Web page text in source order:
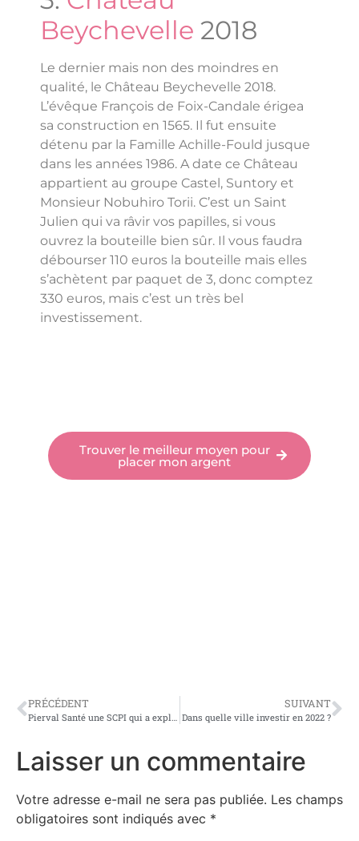
Beychevelle 2018
Le dernier mais non des moindres en
qualité, le Château Beychevelle 2018.
L’évêque François de Foix-Candale érigea
sa construction en 1565. Il fut ensuite
détenu par la Famille Achille-Fould jusque
dans les années 1986. A date ce Château
appartient au groupe Castel, Suntory et
Monsieur Nobuhiro Torii. C’est un Saint
Julien qui va râvir vos papilles, si vous
ouvrez la bouteille bien sûr. Il vous faudra
débourser 110 euros la bouteille mais elles
s’achètent par paquet de 3, donc comptez
330 euros, mais c’est un très bel
investissement.
Trouver le meilleur moyen pour
placer mon argent
PRÉCÉDENT SUIVANT
Dans quelle ville investir en 2022 ?
Laisser un commentaire
Votre adresse e-mail ne sera pas publiée. Les champs
obligatoires sont indiqués avec *